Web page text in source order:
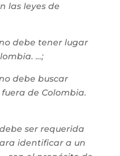
las leyes de
debe tener lugar
…;
debe buscar
de Colombia.
ser requerida
identificar a un